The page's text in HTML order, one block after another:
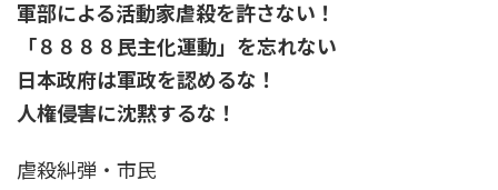
新
時
軍部による活動家虐殺を許さない！
「８８８８民主化運動」を忘れない
日本政府は軍政を認めるな！
人権侵害に沈黙するな！
虐殺糾弾・市民